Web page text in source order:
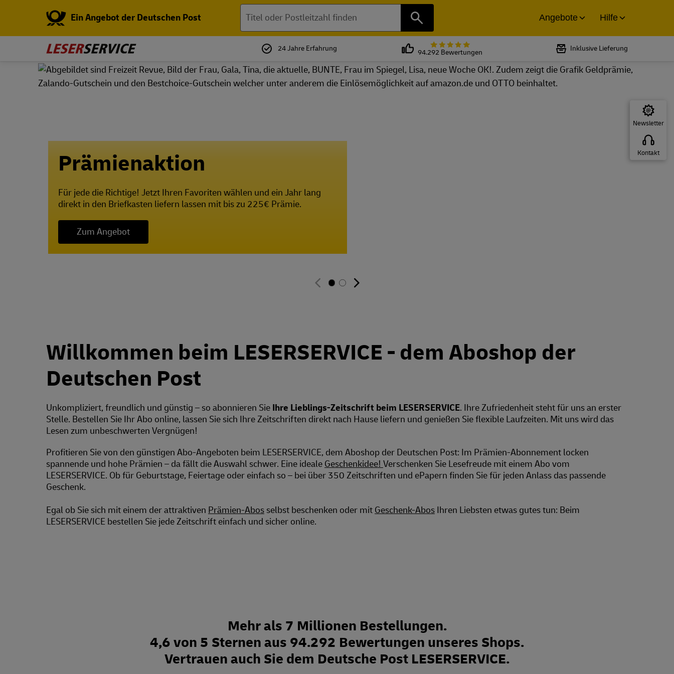
Ein Angebot der Deutschen Post
Suchen
Angebote Hilfe
24 Jahre Erfahrung
Bewertet mit 5 von 5 Sternen bei
94.292 Bewertungen
Inklusive Lieferung
Newsletter
Kontakt
Prämienaktion
Für jede die Richtige! Jetzt Ihren Favoriten wählen und ein Jahr lang
direkt in den Briefkasten liefern lassen mit bis zu 225€ Prämie.
Zum Angebot
Willkommen beim LESERSERVICE - dem Aboshop der
Deutschen Post
Unkompliziert, freundlich und günstig – so abonnieren Sie Ihre Lieblings-Zeitschrift beim LESERSERVICE. Ihre Zufriedenheit steht für uns an erster
Stelle. Bestellen Sie Ihr Abo online, lassen Sie sich Ihre Zeitschriften direkt nach Hause liefern und genießen Sie flexible Laufzeiten. Mit uns wird das
Lesen zum unbeschwerten Vergnügen!
Profitieren Sie von den günstigen Abo-Angeboten beim LESERSERVICE, dem Aboshop der Deutschen Post: Im Prämien-Abonnement locken
spannende und hohe Prämien – da fällt die Auswahl schwer. Eine ideale Geschenkidee! Verschenken Sie Lesefreude mit einem Abo vom
LESERSERVICE. Ob für Geburtstage, Feiertage oder einfach so – bei über 350 Zeitschriften und ePapern finden Sie für jeden Anlass das passende
Geschenk.
Egal ob Sie sich mit einem der attraktiven Prämien-Abos selbst beschenken oder mit Geschenk-Abos Ihren Liebsten etwas gutes tun: Beim
LESERSERVICE bestellen Sie jede Zeitschrift einfach und sicher online.
Mehr als 7 Millionen Bestellungen.
4,6 von 5 Sternen aus 94.292 Bewertungen unseres Shops.
Vertrauen auch Sie dem Deutsche Post LESERSERVICE.